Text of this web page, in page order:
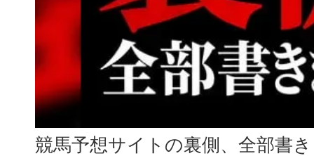
競馬予想サイトの裏側、全部書